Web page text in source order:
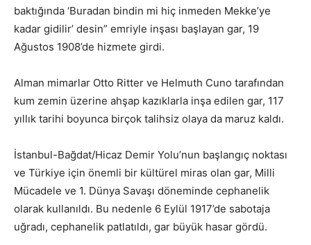
baktığında ‘Buradan bindin mi hiç inmeden Mekke’ye
kadar gidilir’ desin” emriyle inşası başlayan gar, 19
Ağustos 1908’de hizmete girdi.
Alman mimarlar Otto Ritter ve Helmuth Cuno tarafından
kum zemin üzerine ahşap kazıklarla inşa edilen gar, 117
yıllık tarihi boyunca birçok talihsiz olaya da maruz kaldı.
İstanbul-Bağdat/Hicaz Demir Yolu’nun başlangıç noktası
ve Türkiye için önemli bir kültürel miras olan gar, Milli
Mücadele ve 1. Dünya Savaşı döneminde cephanelik
olarak kullanıldı. Bu nedenle 6 Eylül 1917’de sabotaja
uğradı, cephanelik patlatıldı, gar büyük hasar gördü.